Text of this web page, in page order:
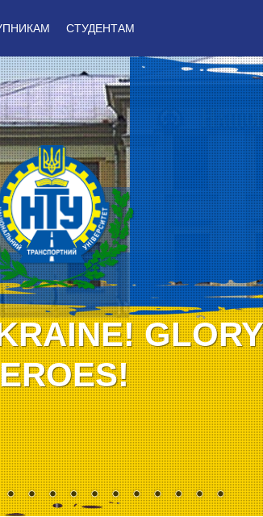
СТУДЕНТАМ